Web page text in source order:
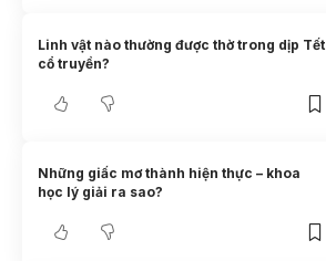
Linh vật nào thường được thờ trong dịp Tết
cổ truyền?
Những giấc mơ thành hiện thực – khoa
học lý giải ra sao?